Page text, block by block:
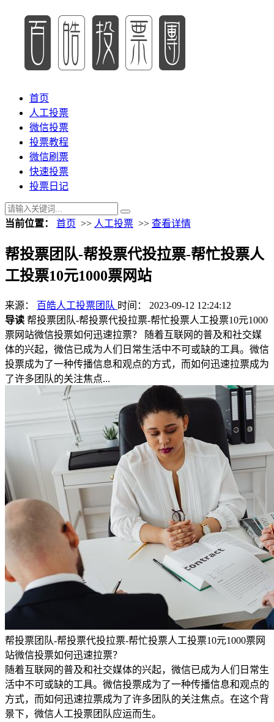
首页
人工投票
微信投票
投票教程
微信刷票
快速投票
投票日记
当前位置： 首页 >> 人工投票 >> 查看详情
帮投票团队-帮投票代投拉票-帮忙投票人
工投票10元1000票网站
来源： 百皓人工投票团队 时间： 2023-09-12 12:24:12
导读 帮投票团队-帮投票代投拉票-帮忙投票人工投票10元1000
票网站微信投票如何迅速拉票？ 随着互联网的普及和社交媒
体的兴起，微信已成为人们日常生活中不可或缺的工具。微信
投票成为了一种传播信息和观点的方式，而如何迅速拉票成为
了许多团队的关注焦点...
帮投票团队-帮投票代投拉票-帮忙投票人工投票10元1000票网
站微信投票如何迅速拉票？
随着互联网的普及和社交媒体的兴起，微信已成为人们日常生
活中不可或缺的工具。微信投票成为了一种传播信息和观点的
方式，而如何迅速拉票成为了许多团队的关注焦点。在这个背
景下，微信人工投票团队应运而生。